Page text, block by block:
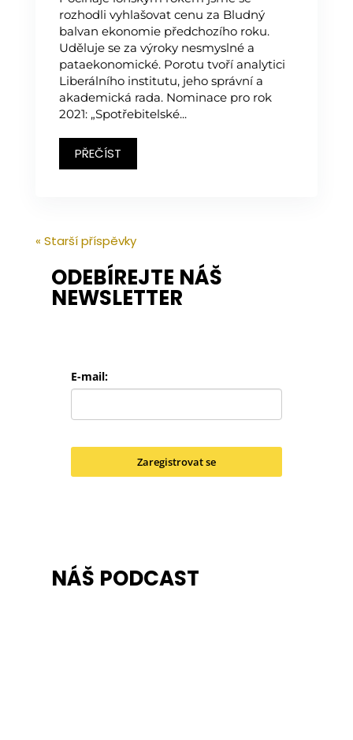
rozhodli vyhlašovat cenu za Bludný
balvan ekonomie předchozího roku.
Uděluje se za výroky nesmyslné a
pataekonomické. Porotu tvoří analytici
Liberálního institutu, jeho správní a
akademická rada. Nominace pro rok
2021: „Spotřebitelské...
PŘEČÍST
« Starší příspěvky
ODEBÍREJTE NÁŠ
NEWSLETTER
E-mail:
Zaregistrovat se
NÁŠ PODCAST